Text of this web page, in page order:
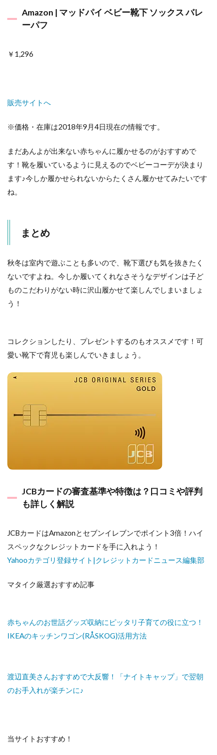
Amazon | マッドパイ ベビー靴下 ソックス バレ
ーパフ
￥1,296
販売サイトへ
※価格・在庫は2018年9月4日現在の情報です。
まだあんよが出来ない赤ちゃんに履かせるのがおすすめで
す！靴を履いているように見えるのでベビーコーデが決まり
ます♪今しか履かせられないからたくさん履かせてみたいです
ね。
まとめ
秋冬は室内で遊ぶことも多いので、靴下選びも気を抜きたく
ないですよね。今しか履いてくれなさそうなデザインは子ど
ものこだわりがない時に沢山履かせて楽しんでしまいましょ
う！
コレクションしたり、プレゼントするのもオススメです！可
愛い靴下で育児も楽しんでいきましょう。
JCBカードの審査基準や特徴は？口コミや評判
も詳しく解説
JCBカードはAmazonとセブンイレブンでポイント3倍！ハイ
スペックなクレジットカードを手に入れよう！
Yahooカテゴリ登録サイト|クレジットカードニュース編集部
マタイク厳選おすすめ記事
赤ちゃんのお世話グッズ収納にピッタリ子育ての役に立つ！
IKEAのキッチンワゴン(RÅSKOG)活用方法
渡辺直美さんおすすめで大反響！「ナイトキャップ」で翌朝
のお手入れが楽チンに♪
当サイトおすすめ！